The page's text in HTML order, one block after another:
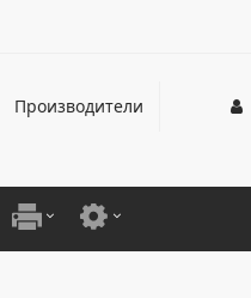
Производители